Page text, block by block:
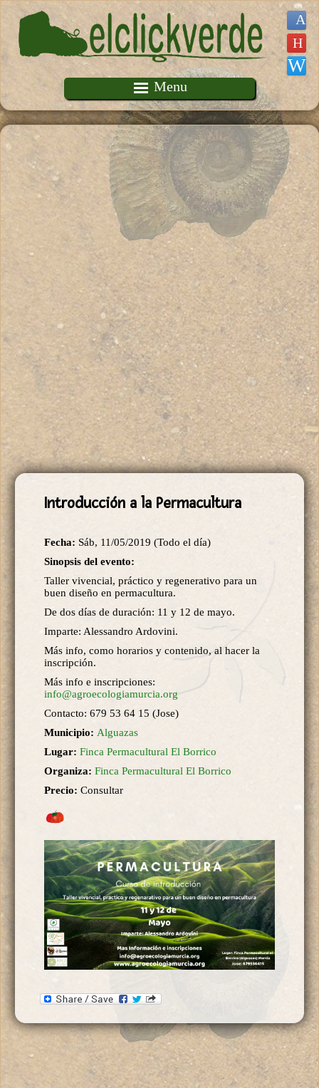
Pasar al contenido principal
Menu
Introducción a la Permacultura
Fecha: Sáb, 11/05/2019 (Todo el día)
Sinopsis del evento:
Taller vivencial, práctico y regenerativo para un
buen diseño en permacultura.
De dos días de duración: 11 y 12 de mayo.
Imparte: Alessandro Ardovini.
Más info, como horarios y contenido, al hacer la
inscripción.
Más info e inscripciones:
info@agroecologiamurcia.org
Contacto: 679 53 64 15 (Jose)
Municipio: Alguazas
Lugar: Finca Permacultural El Borrico
Organiza: Finca Permacultural El Borrico
Precio: Consultar